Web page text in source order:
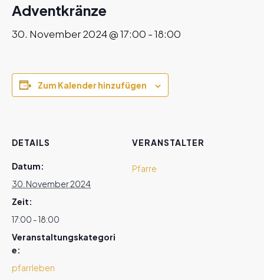
Adventkränze
30. November 2024 @ 17:00 -18:00
Zum Kalender hinzufügen
DETAILS
Datum:
30. November 2024
Zeit:
17:00 - 18:00
Veranstaltungskategori
e:
pfarrleben
VERANSTALTER
Pfarre